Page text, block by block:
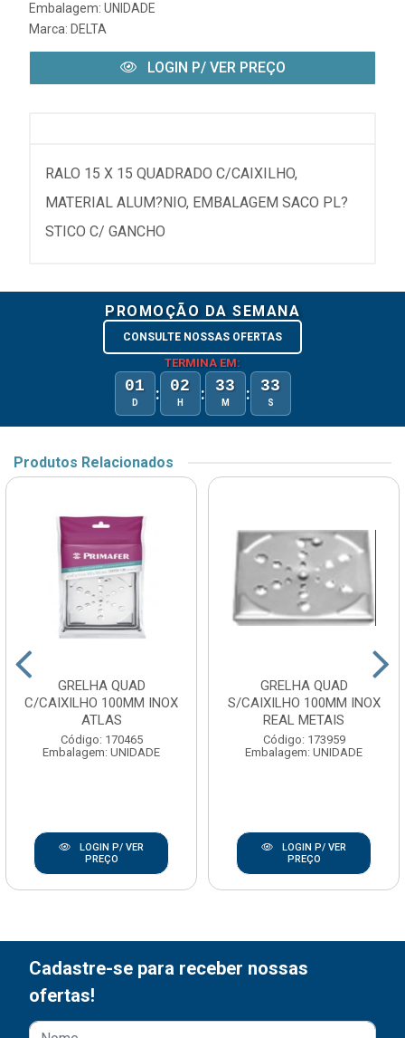
Embalagem: UNIDADE
Marca: DELTA
LOGIN P/ VER PREÇO
RALO 15 X 15 QUADRADO C/CAIXILHO,
MATERIAL ALUM?NIO, EMBALAGEM SACO PL?
STICO C/ GANCHO
PROMOÇÃO DA SEMANA
CONSULTE NOSSAS OFERTAS
TERMINA EM:
01
D : 02
H : 33
M : 33
S
Produtos Relacionados
GRELHA QUAD
C/CAIXILHO 100MM INOX
ATLAS
Código: 170465
Embalagem: UNIDADE
LOGIN P/ VER
PREÇO
GRELHA QUAD
S/CAIXILHO 100MM INOX
REAL METAIS
Código: 173959
Embalagem: UNIDADE
LOGIN P/ VER
PREÇO
Cadastre-se para receber nossas
ofertas!